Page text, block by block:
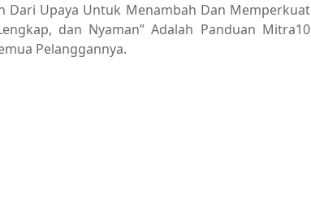
Dari Upaya Untuk Menambah Dan Memperkuat
dan Nyaman” Adalah Panduan Mitra10
Pelanggannya.